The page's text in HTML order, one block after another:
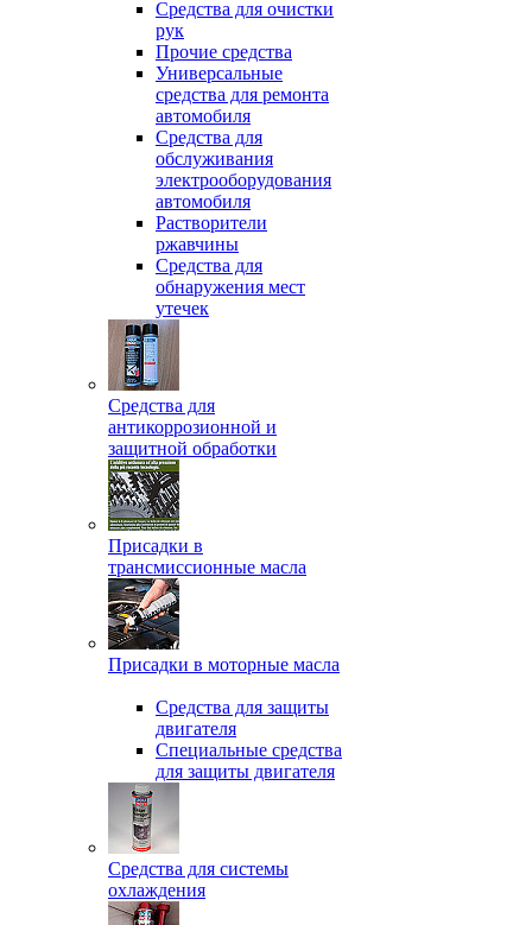
Средства для очистки
рук
Прочие средства
Универсальные
средства для ремонта
автомобиля
Средства для
обслуживания
электрооборудования
автомобиля
Растворители
ржавчины
Средства для
обнаружения мест
утечек
Средства для
антикоррозионной и
защитной обработки
Присадки в
трансмиссионные масла
Присадки в моторные масла
Средства для защиты
двигателя
Специальныe средства
для защиты двигателя
Средства для системы
охлаждения